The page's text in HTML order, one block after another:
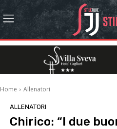
Home Allenatori
ALLENATORI
Chirico: “I due